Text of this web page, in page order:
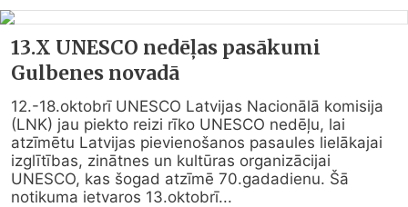
13.X UNESCO nedēļas pasākumi
Gulbenes novadā
12.-18.oktobrī UNESCO Latvijas Nacionālā komisija
(LNK) jau piekto reizi rīko UNESCO nedēļu, lai
atzīmētu Latvijas pievienošanos pasaules lielākajai
izglītības, zinātnes un kultūras organizācijai
UNESCO, kas šogad atzīmē 70.gadadienu. Šā
notikuma ietvaros 13.oktobrī...